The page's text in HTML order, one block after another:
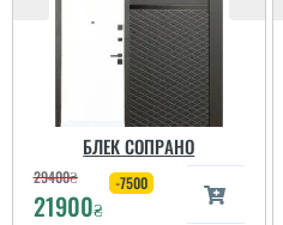
та профі. Трохи може
серйозні, але діло своє
знають. Двері якісні.
Рекомендую....
БЛЕК СОПРАНО
29400₴
21900₴
-7500